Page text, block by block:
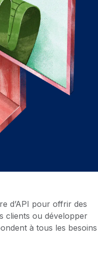
d’API pour offrir des
clients ou développer
à tous les besoins